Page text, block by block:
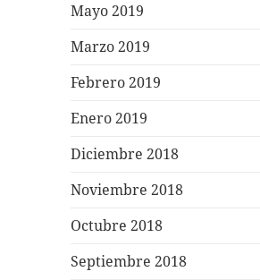
Mayo 2019
Marzo 2019
Febrero 2019
Enero 2019
Diciembre 2018
Noviembre 2018
Octubre 2018
Septiembre 2018